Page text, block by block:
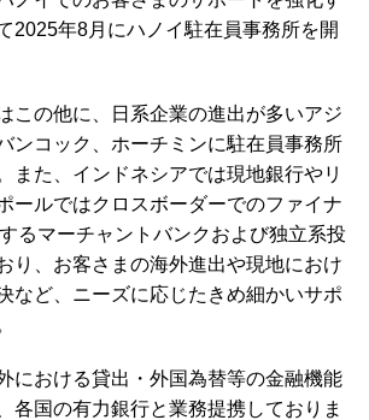
2025年8月にハノイ駐在員事務所を開
この他に、日系企業の進出が多いアジ
ンコック、ホーチミンに駐在員事務所
また、インドネシアでは現地銀行やリ
ールではクロスボーダーでのファイナ
るマーチャントバンクおよび独立系投
り、お客さまの海外進出や現地におけ
など、ニーズに応じたきめ細かいサポ
における貸出・外国為替等の金融機能
各国の有力銀行と業務提携しておりま